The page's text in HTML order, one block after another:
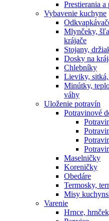
Prestierania
Vybavenie kuchyne
Mlynčeky,
krájače
Stojany,
Dosky na
Chlebníky
Lieviky,
Minútky,
váhy
Uloženie potravín
Potravinové
Maselničky
Koreničky
Obedáre
Termosky,
Misy
Varenie
Hrnce,